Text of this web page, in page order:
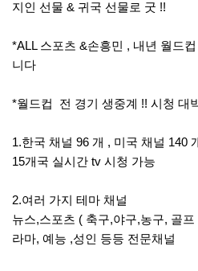
지인 선물 & 귀국 선물로 굿 !!
*ALL 스포츠 &손흥민 , 내년 월드
니다
*월드컵 전 경기 생중계 !! 시청 대
1.한국 채널 96 개 , 미국 채널 140
15개국 실시간 tv 시청 가능
2.여러 가지 테마 채널
뉴스,스포츠 ( 축구,야구,농구, 골
라마, 예능 ,성인 등등 전문채널